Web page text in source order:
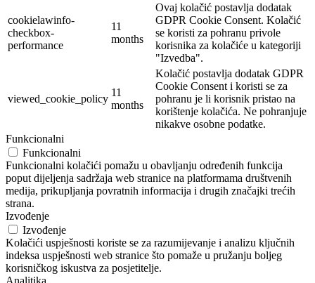
cookielawinfo-
checkbox-
performance
11
months
Ovaj kolačić postavlja dodatak
GDPR Cookie Consent. Kolačić
se koristi za pohranu privole
korisnika za kolačiće u kategoriji
"Izvedba".
viewed_cookie_policy
11
months
Kolačić postavlja dodatak GDPR
Cookie Consent i koristi se za
pohranu je li korisnik pristao na
korištenje kolačića. Ne pohranjuje
nikakve osobne podatke.
Funkcionalni
Funkcionalni
Funkcionalni kolačići pomažu u obavljanju određenih funkcija
poput dijeljenja sadržaja web stranice na platformama društvenih
medija, prikupljanja povratnih informacija i drugih značajki trećih
strana.
Izvođenje
Izvođenje
Kolačići uspješnosti koriste se za razumijevanje i analizu ključnih
indeksa uspješnosti web stranice što pomaže u pružanju boljeg
korisničkog iskustva za posjetitelje.
Analitika